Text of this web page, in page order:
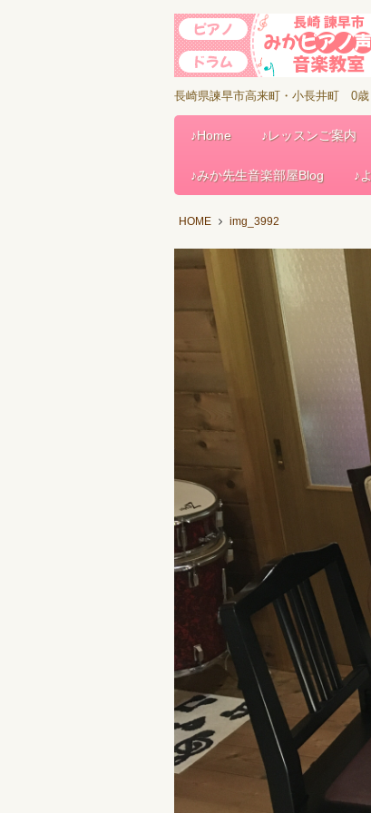
長崎県諫早市高来町・小長井町 0歳
♪Home ♪レッスンご案内
♪みか先生音楽部屋Blog ♪
HOME img_3992